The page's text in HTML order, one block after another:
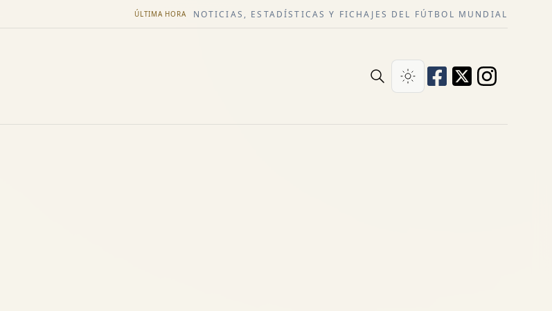
ÚLTIMA HORA NOTICIAS, ESTADÍSTICAS Y FICHAJES DEL FÚTBOL MUNDIAL